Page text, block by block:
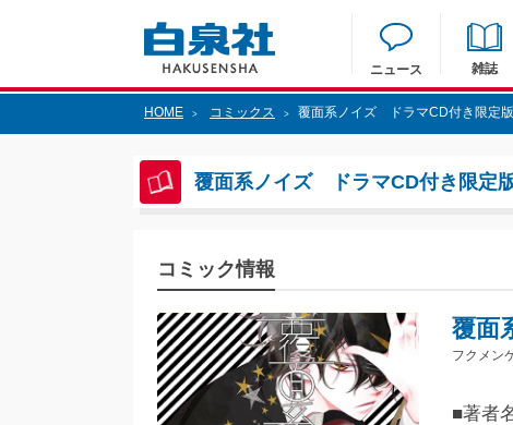
ニュース 雑誌
HOME > コミックス > 覆面系ノイズ ドラマCD付き限定
覆面系ノイズ ドラマCD付き限定
コミック情報
覆面
フクメン
■著者